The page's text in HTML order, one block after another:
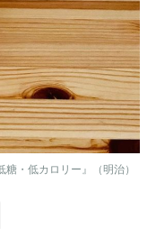
・低カロリー』（明治）